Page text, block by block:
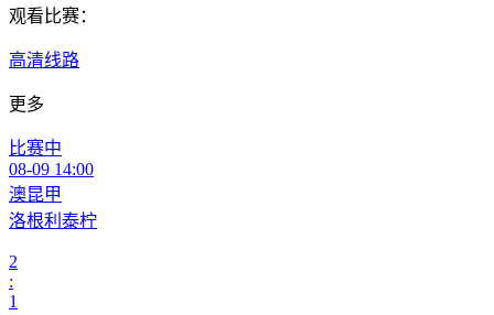
观看比赛：
高清线路
更多
比赛中
08-09 14:00
澳昆甲
洛根利泰柠
2
:
1